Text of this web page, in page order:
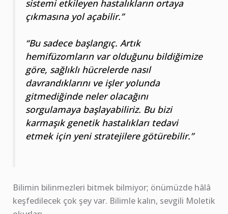
sistemi etkileyen hastalıkların ortaya
çıkmasına yol açabilir.”
“Bu sadece başlangıç. Artık
hemifüzomların var olduğunu bildiğimize
göre, sağlıklı hücrelerde nasıl
davrandıklarını ve işler yolunda
gitmediğinde neler olacağını
sorgulamaya başlayabiliriz. Bu bizi
karmaşık genetik hastalıkları tedavi
etmek için yeni stratejilere götürebilir.”
Bilimin bilinmezleri bitmek bilmiyor; önümüzde hâlâ
keşfedilecek çok şey var. Bilimle kalın, sevgili Moletik